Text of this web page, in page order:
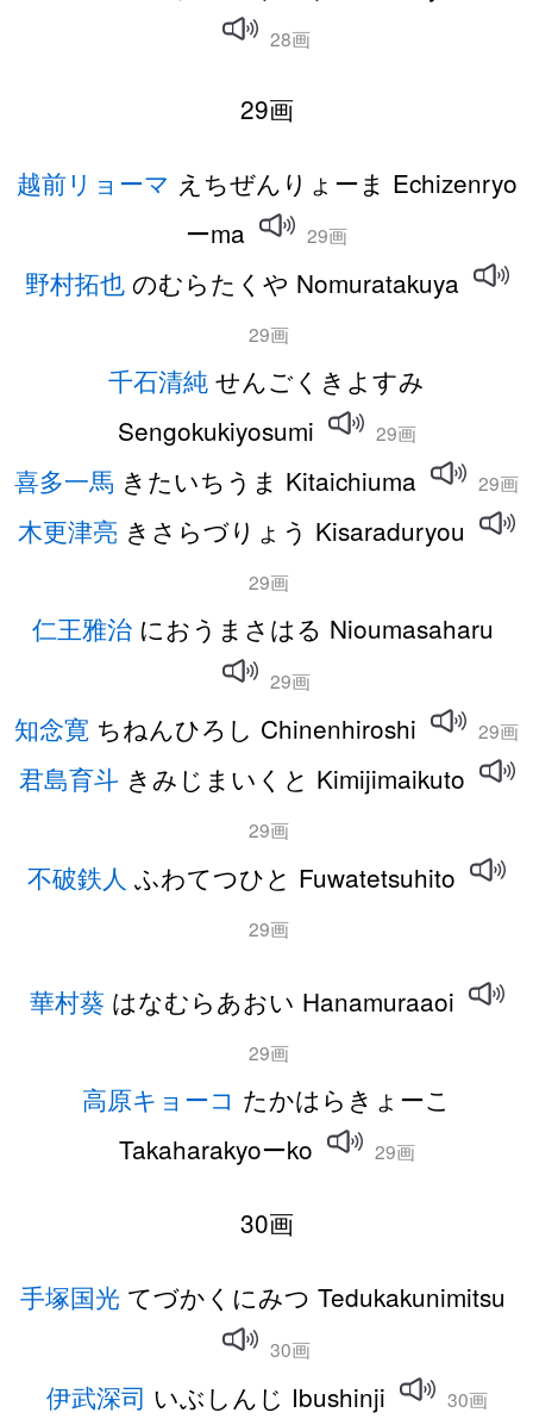
28画
29画
越前リョーマ えちぜんりょーま Echizenryo
ーma
29画
野村拓也のむらたくや Nomuratakuya
29画
千石清純 せんごくきよすみ
Sengokukiyosumi
29画
喜多一馬 きたいちうま Kitaichiuma 29画
木更津亮 きさらづりょう Kisaraduryou
29画
仁王雅治 におうまさはる Nioumasaharu
29画
知念寛 ちねんひろし Chinenhiroshi 29画
君島育斗きみじまいくと Kimijimaikuto
29画
不破鉄人 ふわてつひと Fuwatetsuhito
29画
華村葵はなむらあおい Hanamuraaoi
29画
高原キョーコ たかはらきょーこ
Takaharakyoーko
29画
30画
手塚国光 てづかくにみつ Tedukakunimitsu
30画
伊武深司 いぶしんじ Ibushinji 30画